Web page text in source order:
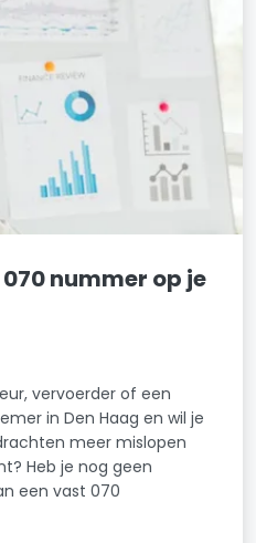
nummer op je
vervoerder of een
in Den Haag en wil je
meer mislopen
Heb je nog geen
een vast 070